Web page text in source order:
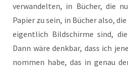
ver­wan­del­ten, in Bücher, die
Papier zu sein, in Bücher also,
eigent­lich Bild­schir­me sind,
Dann wäre denk­bar, dass ich
nom­men habe, das in genau